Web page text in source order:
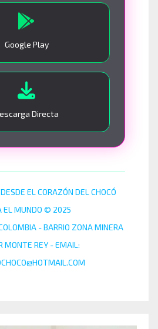
Google Play
Directa
EL CORAZÓN DEL CHOCÓ
EL MUNDO © 2025
- BARRIO ZONA MINERA
MONTE REY - EMAIL: